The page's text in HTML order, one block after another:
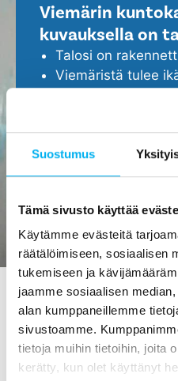
Suostumus
Tämä sivusto käyttää
Käytämme evästeitä
räätälöimiseen, sosiaalisen
tukemiseen ja
jaamme sosiaalisen
alan kumppaneillemme
sivustoamme.
tietoja muihin tietoihin, joita
kerätty, kun olet käyttänyt
Viemärin
kuvauksella on
Talosi on
Viemäristä tulee
Epäilet, että
kunnossa.
Haluat ennakoida
ajoissa, ennen
Viemärin
tilaa